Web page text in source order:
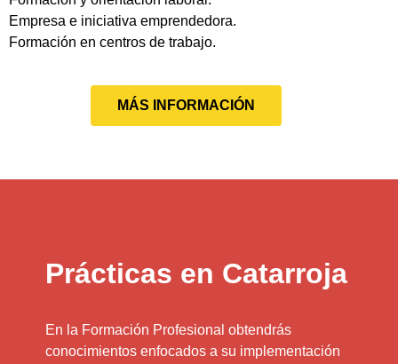
Empresa e iniciativa emprendedora.
Formación en centros de trabajo.
MÁS INFORMACIÓN
Prácticas en Catarroja
En la Formación Profesional obtendrás
conocimientos enfocados a su implementación